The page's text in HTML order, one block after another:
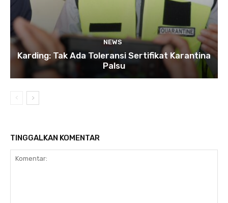
NEWS
Karding: Tak Ada Toleransi Sertifikat Karantina
Palsu
TINGGALKAN KOMENTAR